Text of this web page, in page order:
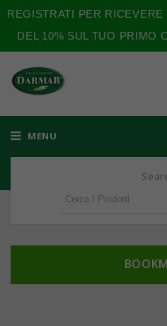
REGISTRATI PER
DEL 10% SUL TUO PRIMO
MENU